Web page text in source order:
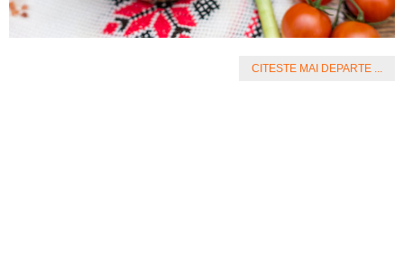
CITESTE MAI DEPARTE ...